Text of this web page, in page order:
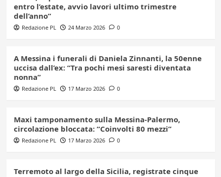
entro l’estate, avvio lavori ultimo trimestre
dell’anno”
Redazione PL 24 Marzo 2026 0
A Messina i funerali di Daniela Zinnanti, la 50enne
uccisa dall’ex: “Tra pochi mesi saresti diventata
nonna”
Redazione PL 17 Marzo 2026 0
Maxi tamponamento sulla Messina-Palermo,
circolazione bloccata: “Coinvolti 80 mezzi”
Redazione PL 17 Marzo 2026 0
Terremoto al largo della Sicilia, registrate cinque